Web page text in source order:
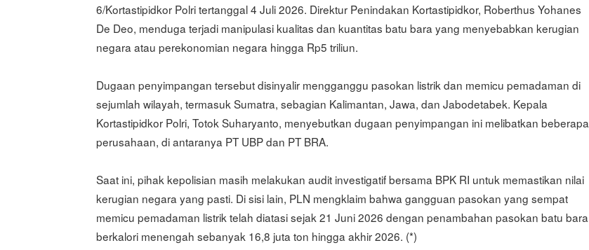
6/Kortastipidkor Polri tertanggal 4 Juli 2026. Direktur Penindakan Kortastipidkor, Roberthus Yohanes
De Deo, menduga terjadi manipulasi kualitas dan kuantitas batu bara yang menyebabkan kerugian
negara atau perekonomian negara hingga Rp5 triliun.
Dugaan penyimpangan tersebut disinyalir mengganggu pasokan listrik dan memicu pemadaman di
sejumlah wilayah, termasuk Sumatra, sebagian Kalimantan, Jawa, dan Jabodetabek. Kepala
Kortastipidkor Polri, Totok Suharyanto, menyebutkan dugaan penyimpangan ini melibatkan beberapa
perusahaan, di antaranya PT UBP dan PT BRA.
Saat ini, pihak kepolisian masih melakukan audit investigatif bersama BPK RI untuk memastikan nilai
kerugian negara yang pasti. Di sisi lain, PLN mengklaim bahwa gangguan pasokan yang sempat
memicu pemadaman listrik telah diatasi sejak 21 Juni 2026 dengan penambahan pasokan batu bara
berkalori menengah sebanyak 16,8 juta ton hingga akhir 2026. (*)